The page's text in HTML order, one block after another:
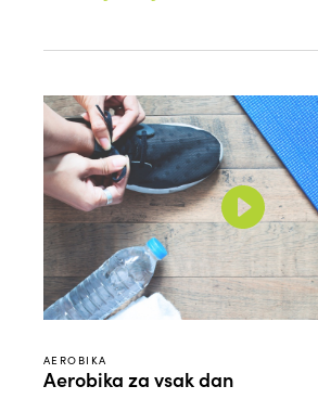
AEROBIKA
Aerobika za vsak dan